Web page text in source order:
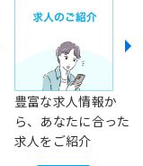
豊富な求人情報か
ら、あなたに合った
求人をご紹介